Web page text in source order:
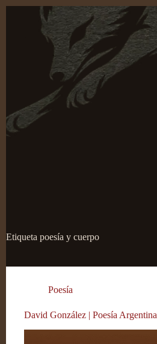
contenido
Etiqueta poesía y cuerpo
Poesía
David González | Poesía Argentina